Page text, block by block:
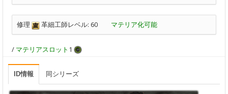
修理 革細工師レベル: 60 マテリア化可能
/ マテリアスロット 1
ID情報 同シリーズ